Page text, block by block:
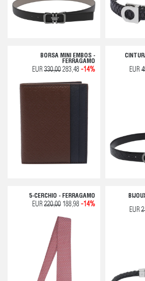
BORSA MINI EMBOS -
FERRAGAMO
EUR330,00283,48 -14% EUR
5-CERCHIO - FERRAGAMO
EUR220,00188,98 -14%
EUR